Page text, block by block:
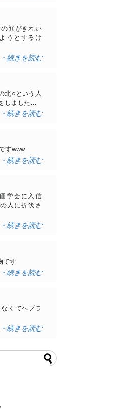
顔がきれい
うとするけ
・続きを読む
北○という人
しました…
・続きを読む
すwww
・続きを読む
学会に入信
人に折伏さ
・続きを読む
です
・続きを読む
くてヘブラ
・続きを読む